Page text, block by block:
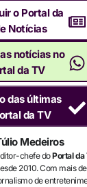
o Portal da
Notícias
notícias no
da TV
das últimas
da TV
Medeiros
chefe doPortal da
2010. Com mais
de